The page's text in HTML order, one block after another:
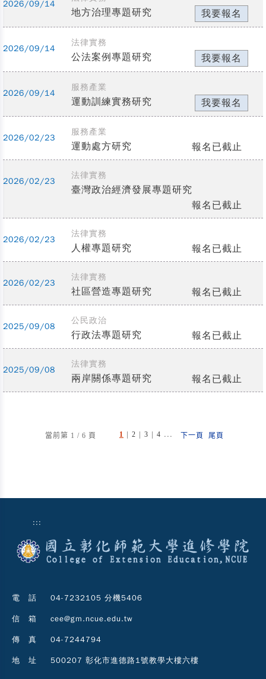
2026/09/14
地方治理專題研究 我要報名
2026/09/14
法律實務
公法案例專題研究 我要報名
2026/09/14
服務產業
運動訓練實務研究 我要報名
2026/02/23
服務產業
運動處方研究 報名已截止
2026/02/23
法律實務
臺灣政治經濟發展專題研究
報名已截止
2026/02/23
法律實務
人權專題研究 報名已截止
2026/02/23
法律實務
社區營造專題研究 報名已截止
2025/09/08
公民政治
行政法專題研究 報名已截止
2025/09/08
法律實務
兩岸關係專題研究 報名已截止
當前第 1 / 6 頁 1 | 2 | 3 | 4 ... 下一頁 尾頁
:::
電 話 04-7232105 分機5406
信 箱 cee@gm.ncue.edu.tw
傳 真 04-7244794
地 址 500207 彰化市進德路1號教學大樓六樓